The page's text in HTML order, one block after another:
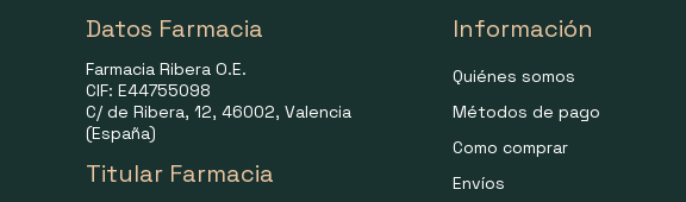
Datos Farmacia
Farmacia Ribera O.E.
CIF: E44755098
C/ de Ribera, 12, 46002, Valencia
(España)
Titular Farmacia
Información
Quiénes somos
Métodos de pago
Como comprar
Envíos